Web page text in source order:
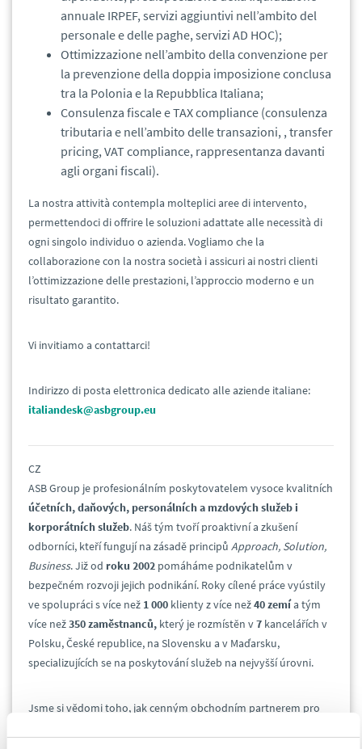
annuale IRPEF, servizi aggiuntivi nell’ambito del
personale e delle paghe, servizi AD HOC);
Ottimizzazione nell’ambito della convenzione per
la prevenzione della doppia imposizione conclusa
tra la Polonia e la Repubblica Italiana;
Consulenza fiscale e TAX compliance (consulenza
tributaria e nell’ambito delle transazioni, , transfer
pricing, VAT compliance, rappresentanza davanti
agli organi fiscali).
La nostra attività contempla molteplici aree di intervento,
permettendoci di offrire le soluzioni adattate alle necessità di
ogni singolo individuo o azienda. Vogliamo che la
collaborazione con la nostra società i assicuri ai nostri clienti
l’ottimizzazione delle prestazioni, l’approccio moderno e un
risultato garantito.
Vi invitiamo a contattarci!
Indirizzo di posta elettronica dedicato alle aziende italiane:
italiandesk@asbgroup.eu
CZ
ASB Group je profesionálním poskytovatelem vysoce kvalitních
účetních, daňových, personálních a mzdových služeb i
korporátních služeb. Náš tým tvoří proaktivní a zkušení
odborníci, kteří fungují na zásadě principů Approach, Solution,
Business. Již od roku 2002 pomáháme podnikatelům v
bezpečném rozvoji jejich podnikání. Roky cílené práce vyústily
ve spolupráci s více než 1 000 klienty z více než40 zemía tým
více než350 zaměstnanců, který je rozmístěn v7 kancelářích v
Polsku, České republice, na Slovensku a v Maďarsku,
specializujících se na poskytování služeb na nejvyšší úrovni.
Jsme si vědomi toho, jak cenným obchodním partnerem pro